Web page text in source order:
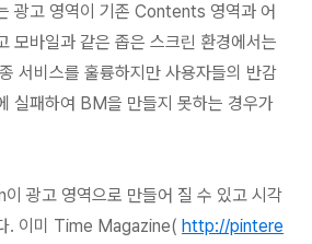
광고 영역이 기존 Contents 영역과 어
모바일과 같은 좁은 스크린 환경에서는
서비스를 훌륭하지만 사용자들의 반감
실패하여 BM을 만들지 못하는 경우가
광고 영역으로 만들어 질 수 있고 시각
. 이미 Time Magazine( http://pintere